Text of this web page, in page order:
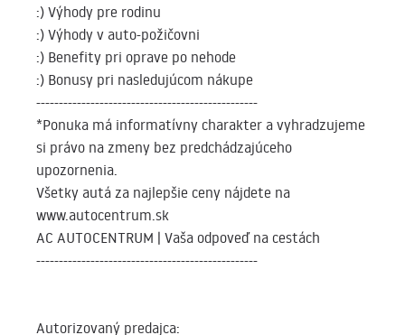
:) Výhody pre rodinu
:) Výhody v auto-požičovni
:) Benefity pri oprave po nehode
:) Bonusy pri nasledujúcom nákupe
-------------------------------------------------
*Ponuka má informatívny charakter a vyhradzujeme
si právo na zmeny bez predchádzajúceho
upozornenia.
Všetky autá za najlepšie ceny nájdete na
www.autocentrum.sk
AC AUTOCENTRUM | Vaša odpoveď na cestách
-------------------------------------------------
Autorizovaný predajca: